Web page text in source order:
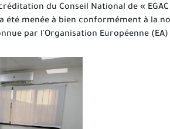
du Conseil National de «
été menée à bien conformément à la
par l'Organisation Européenne (EA)